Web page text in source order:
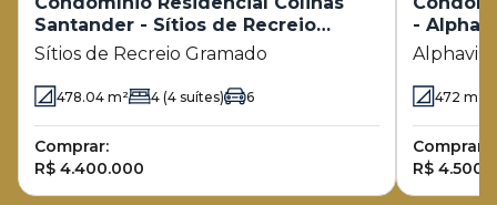
Santander - Sítios de Recreio
Gramado
Sítios de Recreio Gramado
478.04 m² 4 (4 suítes) 6
Comprar:
R$ 4.400.000
-
472 m²
Comprar:
R$